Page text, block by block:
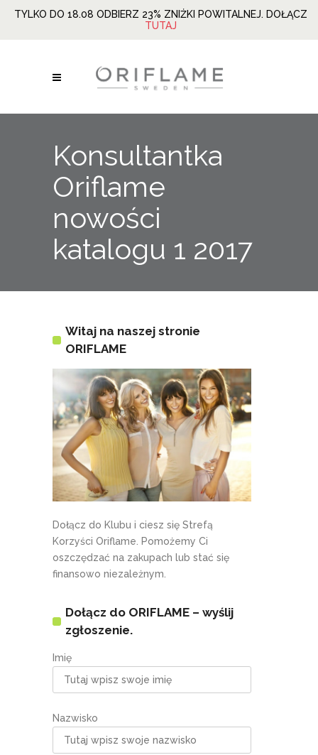
TYLKO DO 18.08 ODBIERZ 23% ZNIŻKI POWITALNEJ. DOŁĄCZ
TUTAJ
Konsultantka
Oriflame
nowości
katalogu 1 2017
Witaj na naszej stronie
ORIFLAME
Dołącz do Klubu i ciesz się Strefą
Korzyści Oriflame. Pomożemy Ci
oszczędzać na zakupach lub stać się
finansowo niezależnym.
Dołącz do ORIFLAME – wyślij
zgłoszenie.
Imię
Nazwisko